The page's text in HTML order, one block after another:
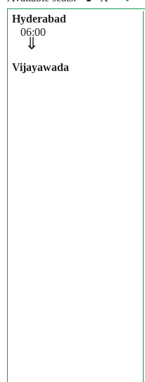
Hyderabad
06:00
⇓
Vijayawada